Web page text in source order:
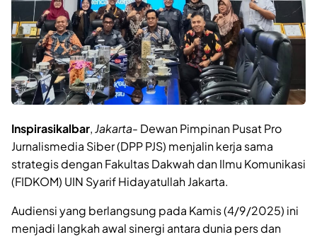
Inspirasikalbar,Jakarta- Dewan Pimpinan Pusat Pro
Jurnalismedia Siber (DPP PJS) menjalin kerja sama
strategis dengan Fakultas Dakwah dan Ilmu Komunikasi
(FIDKOM) UIN Syarif Hidayatullah Jakarta.
Audiensi yang berlangsung pada Kamis (4/9/2025) ini
menjadi langkah awal sinergi antara dunia pers dan